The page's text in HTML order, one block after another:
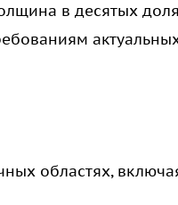
в десятых
областях,